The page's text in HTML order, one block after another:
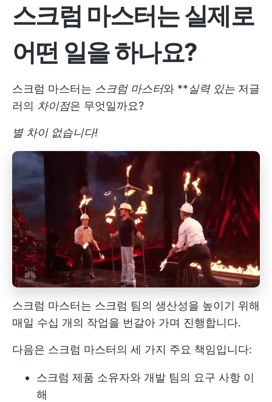
스크럼 마스터는 실제로
어떤 일을 하나요?
스크럼 마스터는 스크럼 마스터와 **실력 있는 저글
러의 차이점은 무엇일까요?
별 차이 없습니다!
스크럼 마스터는 스크럼 팀의 생산성을 높이기 위해
매일 수십 개의 작업을 번갈아 가며 진행합니다.
다음은 스크럼 마스터의 세 가지 주요 책임입니다:
스크럼 제품 소유자와 개발 팀의 요구 사항 이
해